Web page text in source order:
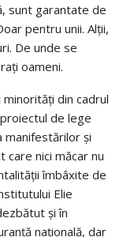
sunt garantate de
pentru unii. Alţii,
De unde se
oameni.
din cadrul
de lege
manifestărilor şi
care nici măcar nu
îmbâxite de
Elie
şi în
naţională, dar